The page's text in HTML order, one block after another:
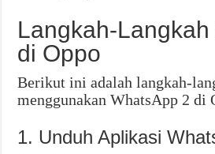
Langkah-Langkah
di Oppo
Berikut ini adalah langkah-
menggunakan WhatsApp 2 di
1. Unduh Aplikasi